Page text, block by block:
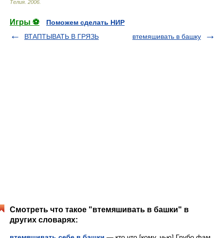
Телия 2006
Игры ⚽
Поможем сделать НИР
ВТАПТЫВАТЬ В ГРЯЗЬ
втемяшивать в башку
Смотреть что такое "втемяшивать в башки" в
других словарях: